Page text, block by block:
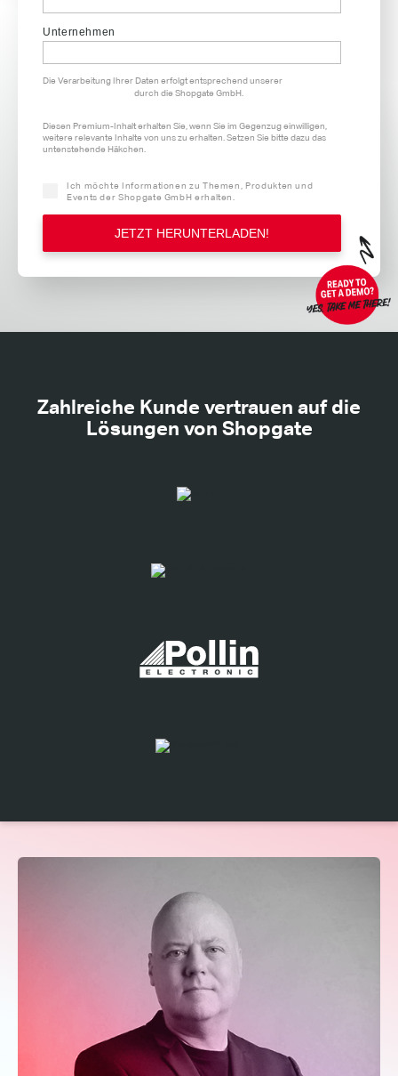
Unternehmen
Die Verarbeitung Ihrer Daten erfolgt entsprechend unserer
durch die Shopgate GmbH.
Diesen Premium-Inhalt erhalten Sie, wenn Sie im Gegenzug einwilligen,
weitere relevante Inhalte von uns zu erhalten. Setzen Sie bitte dazu das
untenstehende Häkchen.
Ich möchte Informationen zu Themen, Produkten und
Events der Shopgate GmbH erhalten.
Zahlreiche Kunde vertrauen auf die
Lösungen von Shopgate